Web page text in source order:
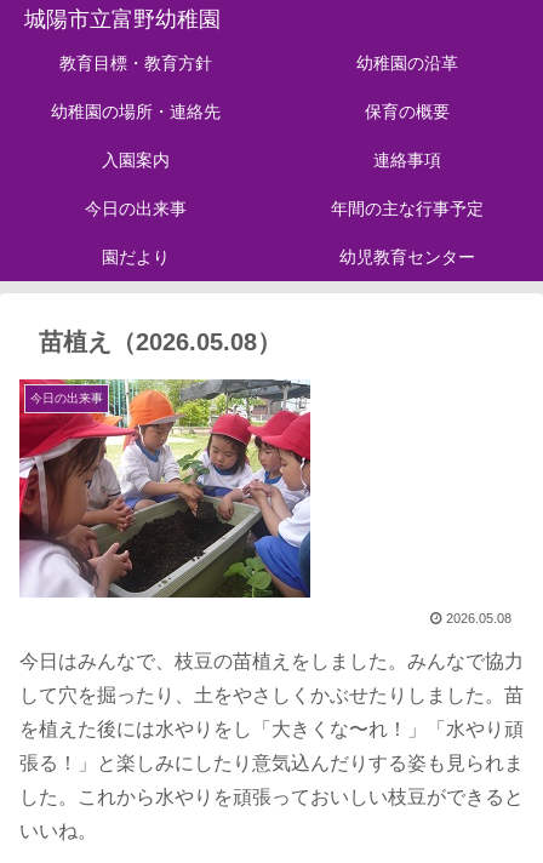
城陽市立富野幼稚園
教育目標・教育方針 幼稚園の沿革
幼稚園の場所・連絡先 保育の概要
入園案内 連絡事項
今日の出来事 年間の主な行事予定
園だより 幼児教育センター
苗植え（2026.05.08）
今日の出来事
2026.05.08
今日はみんなで、枝豆の苗植えをしました。みんなで協力
して穴を掘ったり、土をやさしくかぶせたりしました。苗
を植えた後には水やりをし「大きくな〜れ！」「水やり頑
張る！」と楽しみにしたり意気込んだりする姿も見られま
した。これから水やりを頑張っておいしい枝豆ができると
いいね。